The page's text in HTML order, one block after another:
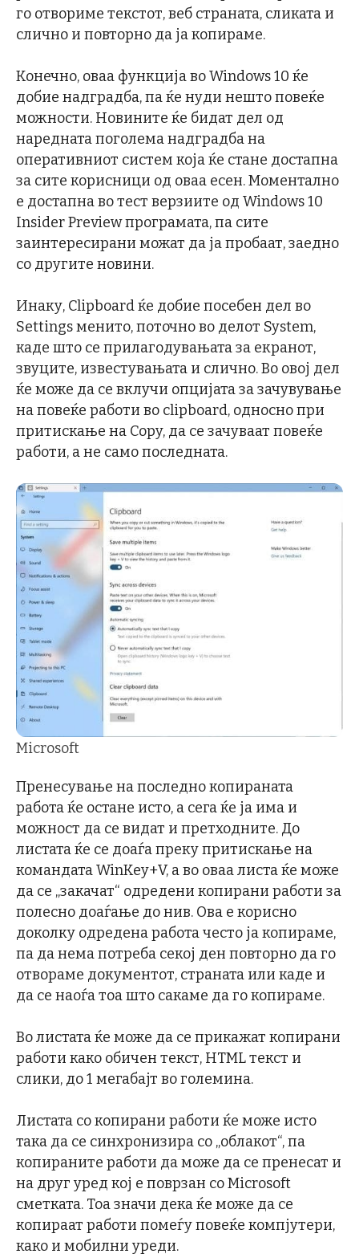
го отвориме текстот, веб страната, сликата и
слично и повторно да ја копираме.
Конечно, оваа функција во Windows 10 ќе
добие надградба, па ќе нуди нешто повеќе
можности. Новините ќе бидат дел од
наредната поголема надградба на
оперативниот систем која ќе стане достапна
за сите корисници од оваа есен. Моментално
е достапна во тест верзиите од Windows 10
Insider Preview програмата, па сите
заинтересирани можат да ја пробаат, заедно
со другите новини.
Инаку, Clipboard ќе добие посебен дел во
Settings менито, поточно во делот System,
каде што се прилагодувањата за екранот,
звуците, известувањата и слично. Во овој дел
ќе може да се вклучи опцијата за зачувување
на повеќе работи во clipboard, односно при
притискање на Copy, да се зачуваат повеќе
работи, а не само последната.
Microsoft
Пренесување на последно копираната
работа ќе остане исто, а сега ќе ја има и
можност да се видат и претходните. До
листата ќе се доаѓа преку притискање на
командата WinKey+V, а во оваа листа ќе може
да се „закачат“ одредени копирани работи за
полесно доаѓање до нив. Ова е корисно
доколку одредена работа често ја копираме,
па да нема потреба секој ден повторно да го
отвораме документот, страната или каде и
да се наоѓа тоа што сакаме да го копираме.
Во листата ќе може да се прикажат копирани
работи како обичен текст, HTML текст и
слики, до 1 мегабајт во големина.
Листата со копирани работи ќе може исто
така да се синхронизира со „облакот“, па
копираните работи да може да се пренесат и
на друг уред кој е поврзан со Microsoft
сметката. Тоа значи дека ќе може да се
копираат работи помеѓу повеќе компјутери,
како и мобилни уреди.